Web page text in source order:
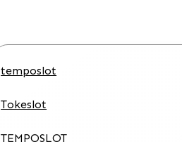
temposlot
Tokeslot
TEMPOSLOT